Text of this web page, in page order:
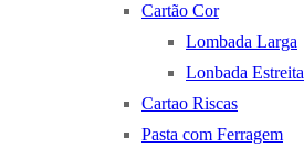
Cartão Cor
Lombada Larga
Lonbada Estreita
Cartao Riscas
Pasta com Ferragem